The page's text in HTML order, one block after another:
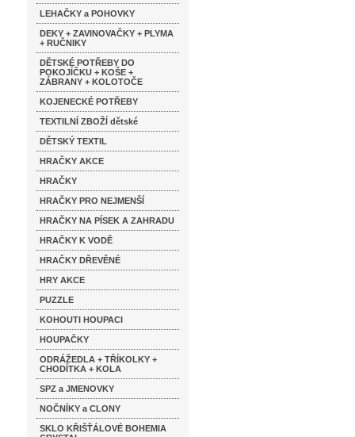
LEHAČKY a POHOVKY
DEKY + ZAVINOVAČKY + PLYMA
+ RUČNIKY
DĚTSKÉ POTŘEBY DO
POKOJÍČKU + KOŠE +
ZÁBRANY + KOLOTOČE
KOJENECKÉ POTŘEBY
TEXTILNÍ ZBOŽÍ dětské
DĚTSKÝ TEXTIL
HRAČKY AKCE
HRAČKY
HRAČKY PRO NEJMENŠÍ
HRAČKY NA PÍSEK A ZAHRADU
HRAČKY K VODĚ
HRAČKY DŘEVĚNÉ
HRY AKCE
PUZZLE
KOHOUTI HOUPACI
HOUPAČKY
ODRÁŽEDLA + TŘÍKOLKY +
CHODÍTKA + KOLA
SPZ a JMENOVKY
NOČNÍKY a CLONY
SKLO KŘIŠŤÁLOVÉ BOHEMIA